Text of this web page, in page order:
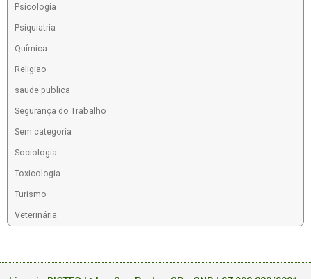
Psicologia
Psiquiatria
Química
Religiao
saude publica
Segurança do Trabalho
Sem categoria
Sociologia
Toxicologia
Turismo
Veterinária